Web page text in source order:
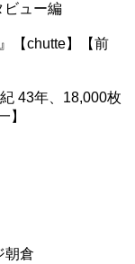
ビュー編
【chutte】
【前
43年、18,000枚
】
朝倉